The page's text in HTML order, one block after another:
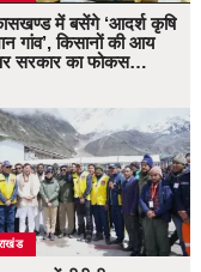
में बसेंगे ‘आदर्श कृषि
गांव’, किसानों की आय
सरकार का फोकस…